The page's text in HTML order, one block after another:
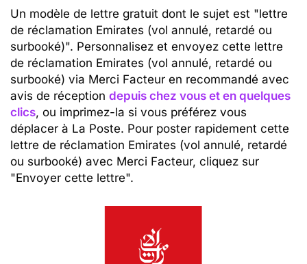
Un modèle de lettre gratuit dont le sujet est "lettre
de réclamation Emirates (vol annulé, retardé ou
surbooké)". Personnalisez et envoyez cette lettre
de réclamation Emirates (vol annulé, retardé ou
surbooké) via Merci Facteur en recommandé avec
avis de réception depuis chez vous et en quelques
clics, ou imprimez-la si vous préférez vous
déplacer à La Poste. Pour poster rapidement cette
lettre de réclamation Emirates (vol annulé, retardé
ou surbooké) avec Merci Facteur, cliquez sur
"Envoyer cette lettre".